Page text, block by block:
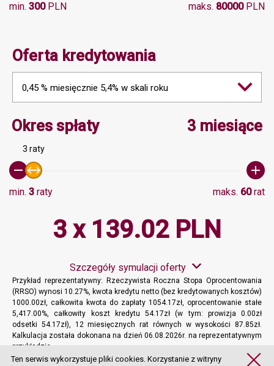
min. 300PLN maks. 80000PLN
Oferta kredytowania
0,45 % miesięcznie 5,4% w skali roku
Okres spłatyMinimalna wartość 3,
3 miesiące
3 raty
min. 3 raty maks. 60rat
3 x 139.02 PLN
Szczegóły symulacji oferty
Przykład reprezentatywny: Rzeczywista Roczna Stopa Oprocentowania
(RRSO) wynosi 10.27%, kwota kredytu netto (bez kredytowanych kosztów)
1000.00zł, całkowita kwota do zapłaty 1054.17zł, oprocentowanie stałe
5,417.00%, całkowity koszt kredytu 54.17zł (w tym: prowizja 0.00zł
odsetki 54.17zł), 12 miesięcznych rat równych w wysokości 87.85zł.
Kalkulacja została dokonana na dzień 06.08.2026r. na reprezentatywnym
przykładzie.
Więcej informacji
Ten serwis wykorzystuje pliki cookies. Korzystanie z witryny